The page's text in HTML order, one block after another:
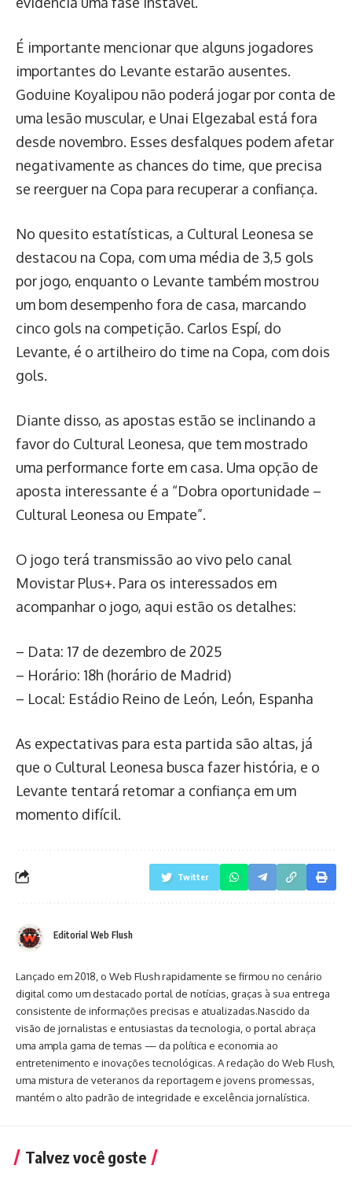
É importante mencionar que alguns jogadores
importantes do Levante estarão ausentes.
Goduine Koyalipou não poderá jogar por conta de
uma lesão muscular, e Unai Elgezabal está fora
desde novembro. Esses desfalques podem afetar
negativamente as chances do time, que precisa
se reerguer na Copa para recuperar a confiança.
No quesito estatísticas, a Cultural Leonesa se
destacou na Copa, com uma média de 3,5 gols
por jogo, enquanto o Levante também mostrou
um bom desempenho fora de casa, marcando
cinco gols na competição. Carlos Espí, do
Levante, é o artilheiro do time na Copa, com dois
gols.
Diante disso, as apostas estão se inclinando a
favor do Cultural Leonesa, que tem mostrado
uma performance forte em casa. Uma opção de
aposta interessante é a “Dobra oportunidade –
Cultural Leonesa ou Empate”.
O jogo terá transmissão ao vivo pelo canal
Movistar Plus+. Para os interessados em
acompanhar o jogo, aqui estão os detalhes:
– Data: 17 de dezembro de 2025
– Horário: 18h (horário de Madrid)
– Local: Estádio Reino de León, León, Espanha
As expectativas para esta partida são altas, já
que o Cultural Leonesa busca fazer história, e o
Levante tentará retomar a confiança em um
momento difícil.
Twitter
Editorial Web Flush
Lançado em 2018, o Web Flush rapidamente se firmou no cenário
digital como um destacado portal de notícias, graças à sua entrega
consistente de informações precisas e atualizadas.Nascido da
visão de jornalistas e entusiastas da tecnologia, o portal abraça
uma ampla gama de temas — da política e economia ao
entretenimento e inovações tecnológicas. A redação do Web Flush,
uma mistura de veteranos da reportagem e jovens promessas,
mantém o alto padrão de integridade e excelência jornalística.
Talvez você goste